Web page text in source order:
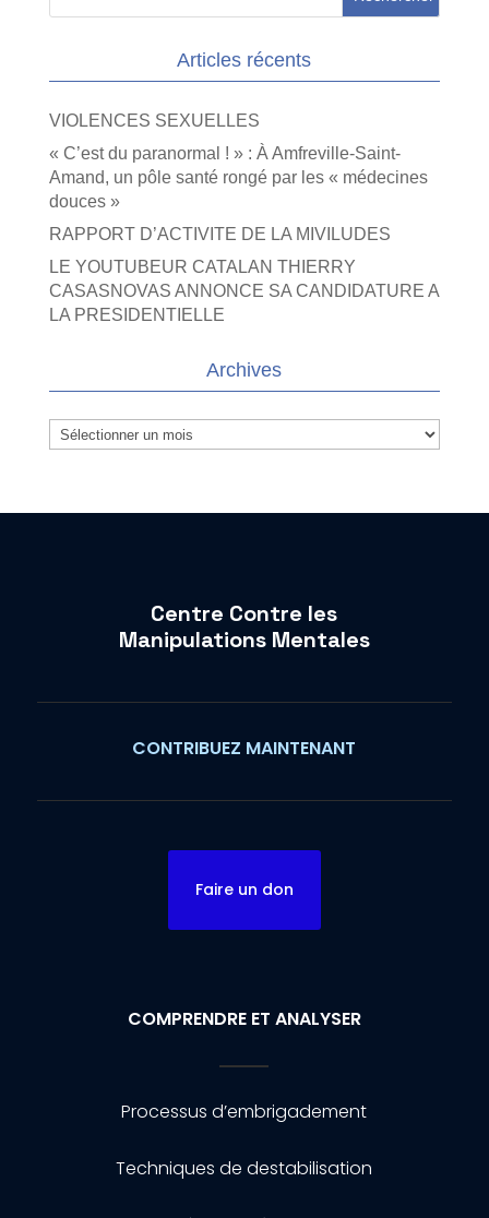
Articles récents
VIOLENCES SEXUELLES
« C’est du paranormal ! » : À Amfreville-Saint-
Amand, un pôle santé rongé par les « médecines
douces »
RAPPORT D’ACTIVITE DE LA MIVILUDES
LE YOUTUBEUR CATALAN THIERRY
CASASNOVAS ANNONCE SA CANDIDATURE A
LA PRESIDENTIELLE
Archives
Archives
Centre Contre les
Manipulations Mentales
CONTRIBUEZ MAINTENANT
Faire un don
COMPRENDRE ET ANALYSER
Processus d’embrigadement
Techniques de destabilisation